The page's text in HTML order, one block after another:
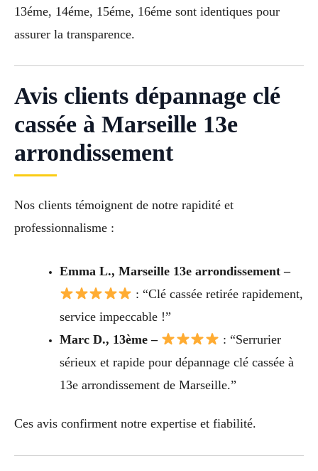
13éme, 14éme, 15éme, 16éme sont identiques pour
assurer la transparence.
Avis clients dépannage clé
cassée à Marseille 13e
arrondissement
Nos clients témoignent de notre rapidité et
professionnalisme :
Emma L., Marseille 13e arrondissement –
: “Clé cassée retirée rapidement,
service impeccable !”
Marc D., 13ème –
: “Serrurier
sérieux et rapide pour dépannage clé cassée à
13e arrondissement de Marseille.”
Ces avis confirment notre expertise et fiabilité.